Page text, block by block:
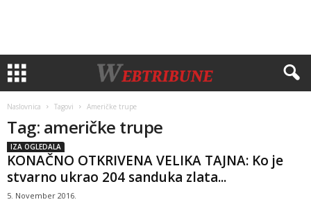
Naslovnica Tagovi Američke trupe
Tag: američke trupe
IZA OGLEDALA
KONAČNO OTKRIVENA VELIKA TAJNA: Ko je
stvarno ukrao 204 sanduka zlata...
5. November 2016.